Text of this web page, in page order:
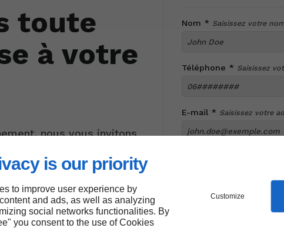
is our priority
to improve user experience by
and ads, as well as analyzing
social networks functionalities. By
you consent to the use of Cookies
Customize
toute
à votre
nous vous invitons
Nous vous
Nom * Saisissez votre
Téléphone * Saisissez
E-mail * Saisissez votre
En soumettant
informations